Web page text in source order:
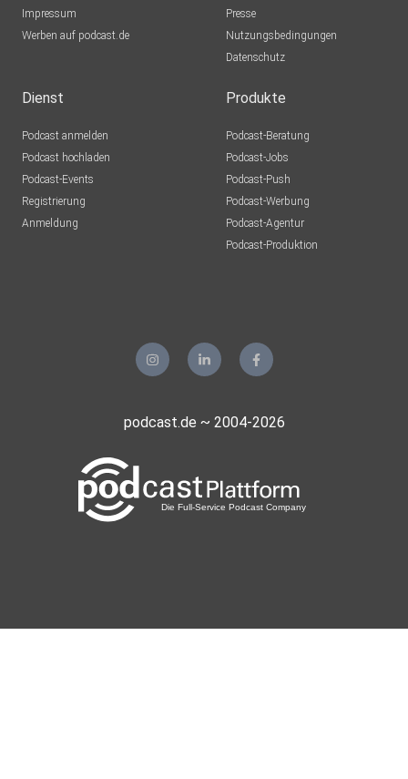
Impressum
Werben auf podcast.de
Presse
Nutzungsbedingungen
Datenschutz
Dienst
Podcast anmelden
Podcast hochladen
Podcast-Events
Registrierung
Anmeldung
Produkte
Podcast-Beratung
Podcast-Jobs
Podcast-Push
Podcast-Werbung
Podcast-Agentur
Podcast-Produktion
podcast.de ~ 2004-2026